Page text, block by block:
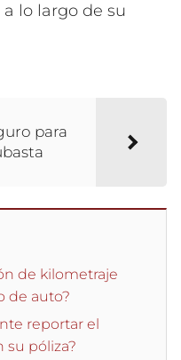
lo largo de su
para
de kilometraje
de auto?
reportar el
su póliza?